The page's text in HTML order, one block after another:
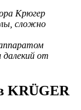
Крюгер
сложно
от
KRÜGER